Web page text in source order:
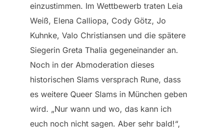
einzustimmen. Im Wettbewerb traten Leia
Weiß, Elena Calliopa, Cody Götz, Jo
Kuhnke, Valo Christiansen und die spätere
Siegerin Greta Thalia gegeneinander an.
Noch in der Abmoderation dieses
historischen Slams versprach Rune, dass
es weitere Queer Slams in München geben
wird. „Nur wann und wo, das kann ich
euch noch nicht sagen. Aber sehr bald!“,